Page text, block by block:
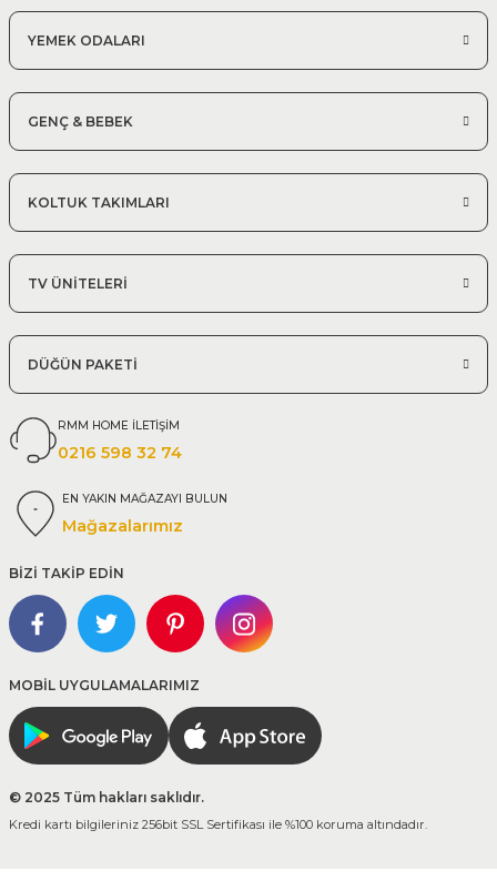
YEMEK ODALARI
GENÇ & BEBEK
KOLTUK TAKIMLARI
TV ÜNİTELERİ
DÜĞÜN PAKETİ
RMM HOME İLETİŞİM
0216 598 32 74
EN YAKIN MAĞAZAYI BULUN
Mağazalarımız
BİZİ TAKİP EDİN
MOBİL UYGULAMALARIMIZ
© 2025 Tüm hakları saklıdır.
Kredi kartı bilgileriniz 256bit SSL Sertifikası ile %100 koruma altındadır.